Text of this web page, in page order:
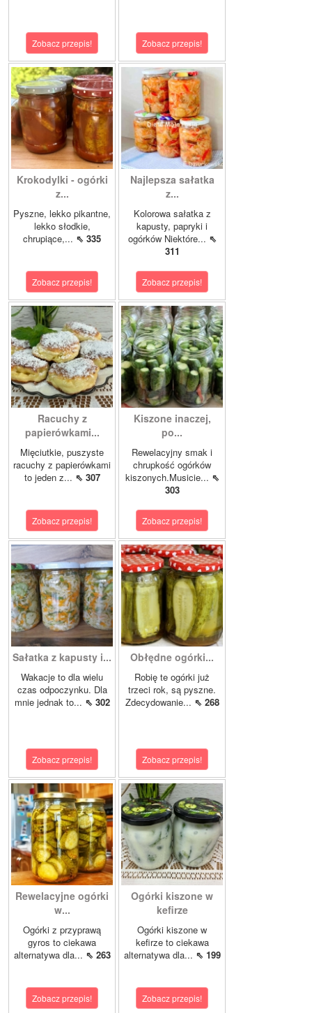
Zobacz przepis! Zobacz przepis!
Krokodylki - ogórki
z...
Pyszne, lekko pikantne,
lekko słodkie,
chrupiące,... ⇖ 335
Zobacz przepis!
Najlepsza sałatka
z...
Kolorowa sałatka z
kapusty, papryki i
ogórków Niektóre... ⇖
311
Zobacz przepis!
Racuchy z
papierówkami...
Mięciutkie, puszyste
racuchy z papierówkami
to jeden z... ⇖ 307
Zobacz przepis!
Kiszone inaczej,
po...
Rewelacyjny smak i
chrupkość ogórków
kiszonych.Musicie... ⇖
303
Zobacz przepis!
Sałatka z kapusty i...
Wakacje to dla wielu
czas odpoczynku. Dla
mnie jednak to... ⇖ 302
Zobacz przepis!
Obłędne ogórki...
Robię te ogórki już
trzeci rok, są pyszne.
Zdecydowanie... ⇖ 268
Zobacz przepis!
Rewelacyjne ogórki
w...
Ogórki z przyprawą
gyros to ciekawa
alternatywa dla... ⇖ 263
Zobacz przepis!
Ogórki kiszone w
kefirze
Ogórki kiszone w
kefirze to ciekawa
alternatywa dla... ⇖ 199
Zobacz przepis!